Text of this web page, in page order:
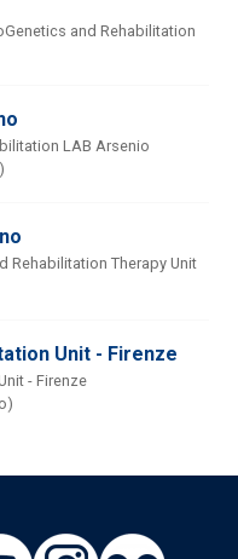
and Rehabilitation
LAB Arsenio
Rehabilitation Therapy Unit
Unit - Firenze
- Firenze